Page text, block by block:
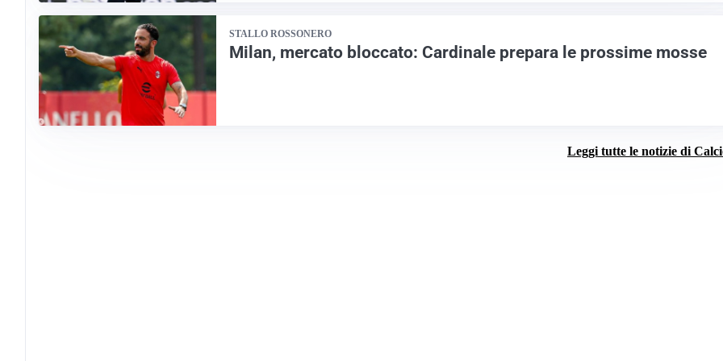
STALLO ROSSONERO
Milan, mercato bloccato: Cardinale prepara le prossime mosse
Leggi tutte le notizie di